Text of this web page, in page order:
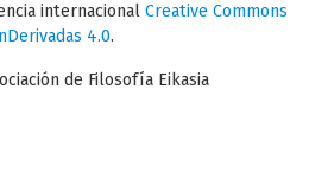
internacional Creative Commons
4.0.
de Filosofía Eikasia